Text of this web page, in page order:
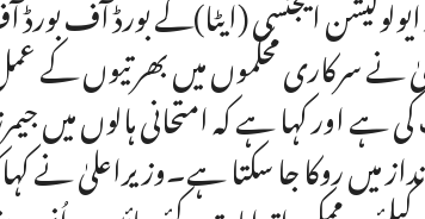
محکموں میں بھرتیوں کے عمل
اور کہا ہے کہ امتحانی ہالوں میں
میں روکا جا سکتا ہے۔وزیراعلیٰ